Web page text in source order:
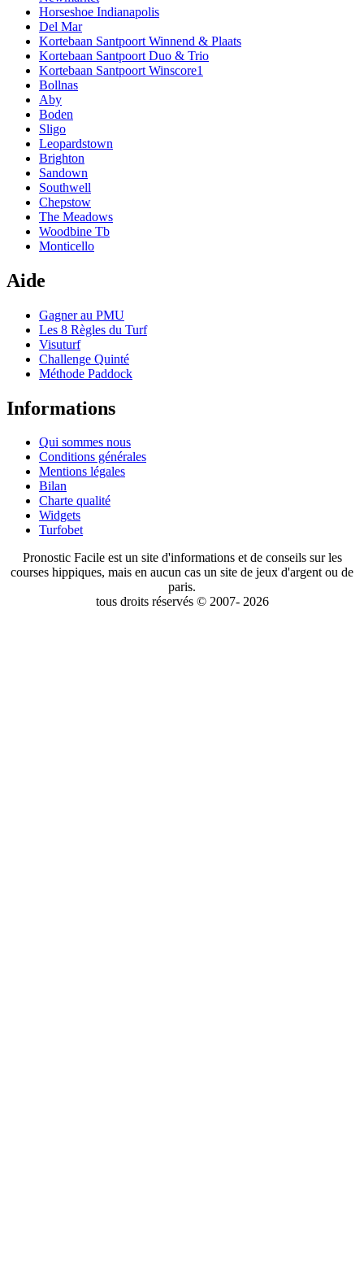
Horseshoe Indianapolis
Del Mar
Kortebaan Santpoort Winnend & Plaats
Kortebaan Santpoort Duo & Trio
Kortebaan Santpoort Winscore1
Bollnas
Aby
Boden
Sligo
Leopardstown
Brighton
Sandown
Southwell
Chepstow
The Meadows
Woodbine Tb
Monticello
Aide
Gagner au PMU
Les 8 Règles du Turf
Visuturf
Challenge Quinté
Méthode Paddock
Informations
Qui sommes nous
Conditions générales
Mentions légales
Bilan
Charte qualité
Widgets
Turfobet
Pronostic Facile est un site d'informations et de conseils sur les
courses hippiques, mais en aucun cas un site de jeux d'argent ou de
paris.
tous droits réservés © 2007- 2026